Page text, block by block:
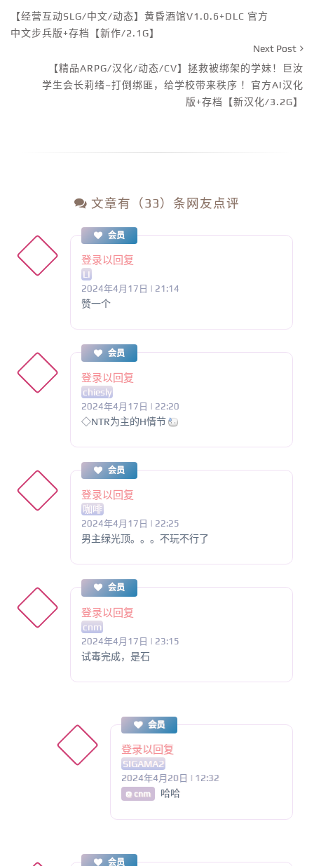
【经营互动SLG/中文/动态】黄昏酒馆V1.0.6+DLC 官方
中文步兵版+存档【新作/2.1G】
Next Post
【精品ARPG/汉化/动态/CV】拯救被绑架的学妹！巨汝
学生会长莉绪~打倒绑匪，给学校带来秩序 ！官方AI汉化
版+存档【新汉化/3.2G】
文章有（33）条网友点评
会员
登录以回复
LI
2024年4月17日 | 21:14
赞一个
会员
登录以回复
chiesly
2024年4月17日 | 22:20
◇NTR为主的H情节
会员
登录以回复
咖啡
2024年4月17日 | 22:25
男主绿光顶。。。不玩不行了
会员
登录以回复
cnm
2024年4月17日 | 23:15
试毒完成，是石
会员
登录以回复
SIGAMA2
2024年4月20日 | 12:32
@ cnm 哈哈
会员